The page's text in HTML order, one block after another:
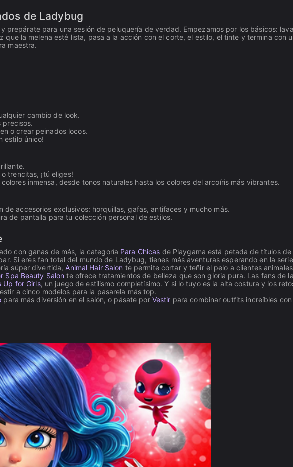
de Ladybug
prepárate para una sesión de peluquería de verdad. Empezamos por los básicos:
que la melena esté lista, pasa a la acción con el corte, el estilo, el tinte y termina con
maestra.
cambio de look.
precisos.
o crear peinados locos.
estilo único!
trencitas, ¡tú eliges!
inmensa, desde tonos naturales hasta los colores del arcoíris más vibrantes.
de accesorios exclusivos: horquillas, gafas, antifaces y mucho más.
de pantalla para tu colección personal de estilos.
con ganas de más, la categoría Para Chicas de Playgama está petada de títulos de
Si eres fan total del mundo de Ladybug, tienes más aventuras esperando en la serie
súper divertida,Animal Hair Salon te permite cortar y teñir el pelo a clientes animales
Spa Beauty Salon te ofrece tratamientos de belleza que son gloria pura. Las fans de
Up for Girls, un juego de estilismo completísimo. Y si lo tuyo es la alta costura y los
a cinco modelos para la pasarela más top.
para más diversión en el salón, o pásate por Vestir para combinar outfits increíbles